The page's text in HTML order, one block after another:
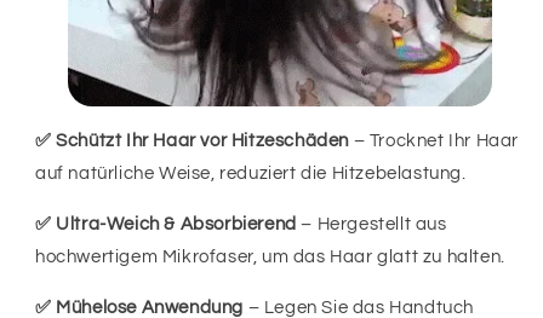
✅ Schützt Ihr Haar vor Hitzeschäden – Trocknet Ihr Haar
auf natürliche Weise, reduziert die Hitzebelastung.
✅ Ultra-Weich & Absorbierend – Hergestellt aus
hochwertigem Mikrofaser, um das Haar glatt zu halten.
✅ Mühelose Anwendung – Legen Sie das Handtuch